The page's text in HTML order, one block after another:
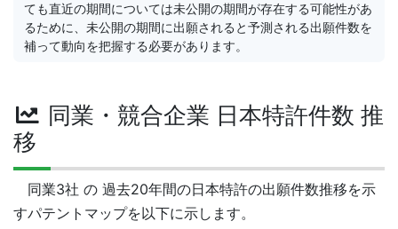
ても直近の期間については未公開の期間が存在する可能性があ
るために、未公開の期間に出願されると予測される出願件数を
補って動向を把握する必要があります。
同業・競合企業 日本特許件数 推
移
同業3社 の 過去20年間の日本特許の出願件数推移を示
すパテントマップを以下に示します。